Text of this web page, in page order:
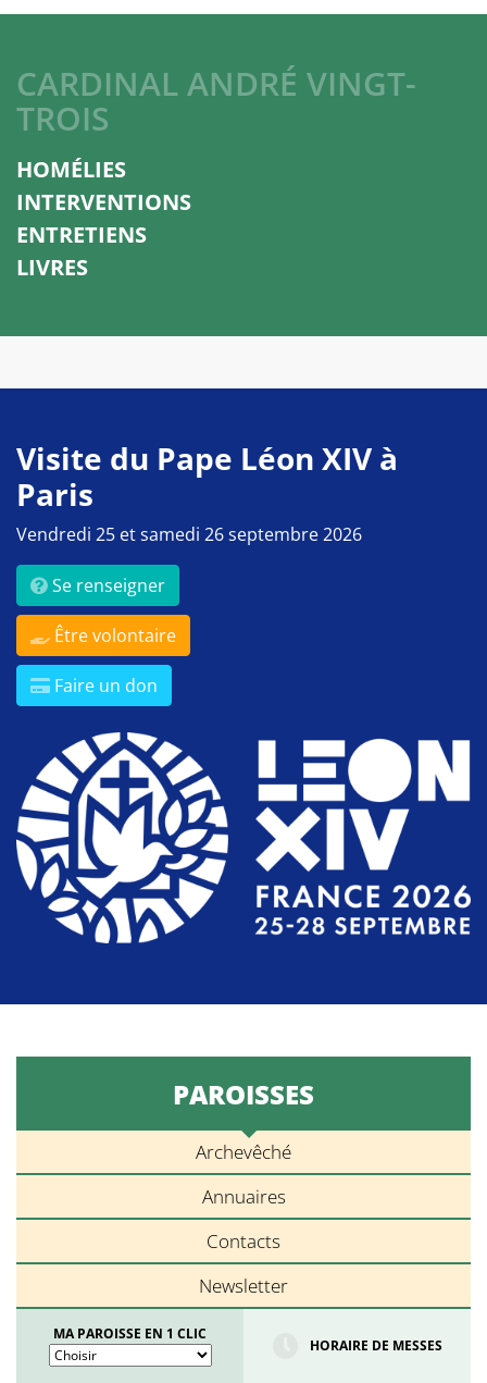
CARDINAL ANDRÉ VINGT-
TROIS
HOMÉLIES
INTERVENTIONS
ENTRETIENS
LIVRES
Visite du Pape Léon XIV à
Paris
Vendredi 25 et samedi 26 septembre 2026
Se renseigner
Être volontaire
Faire un don
PAROISSES
Archevêché
Annuaires
Contacts
Newsletter
MA PAROISSE EN 1 CLIC
HORAIRE DE MESSES